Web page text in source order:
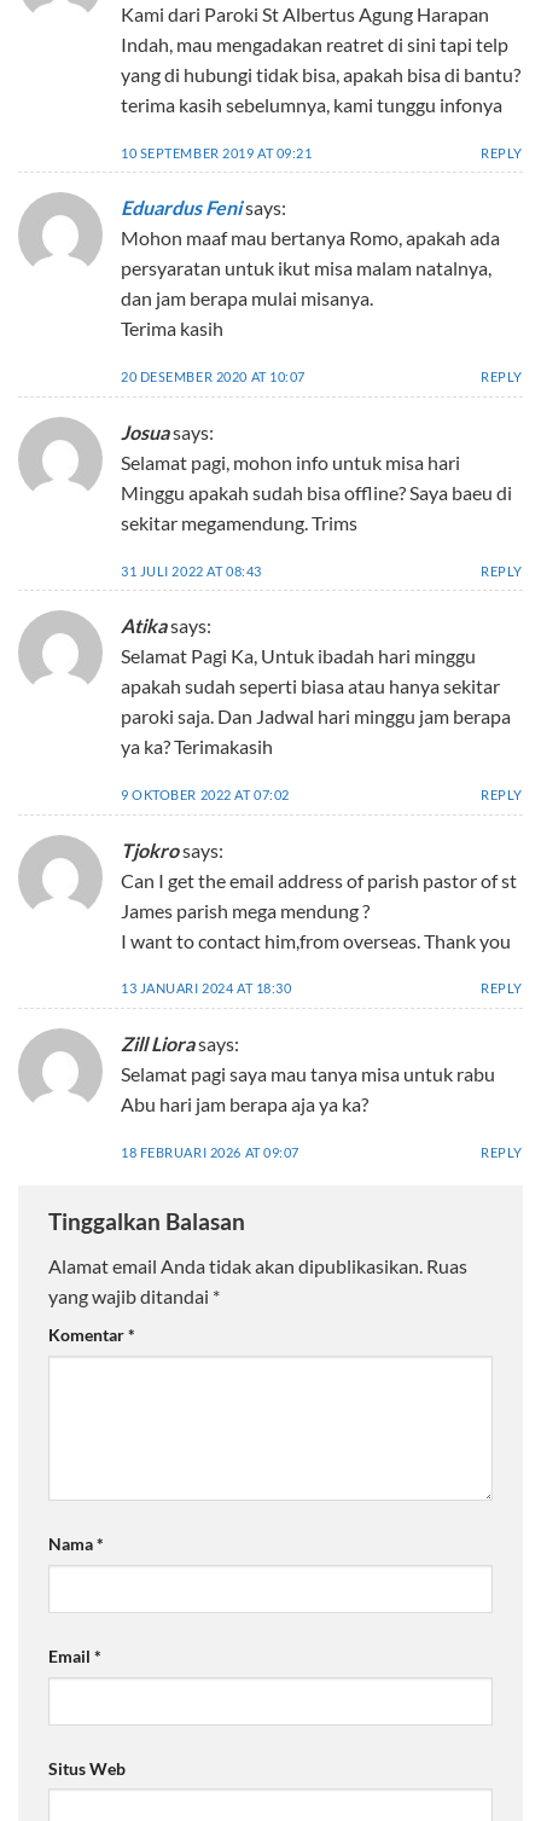
Kami dari Paroki St Albertus Agung Harapan
Indah, mau mengadakan reatret di sini tapi telp
yang di hubungi tidak bisa, apakah bisa di bantu?
terima kasih sebelumnya, kami tunggu infonya
10 SEPTEMBER 2019 AT 09:21 REPLY
Eduardus Fenisays:
Mohon maaf mau bertanya Romo, apakah ada
persyaratan untuk ikut misa malam natalnya,
dan jam berapa mulai misanya.
Terima kasih
20 DESEMBER 2020 AT 10:07 REPLY
Josuasays:
Selamat pagi, mohon info untuk misa hari
Minggu apakah sudah bisa offline? Saya baeu di
sekitar megamendung. Trims
31 JULI 2022 AT 08:43 REPLY
Atikasays:
Selamat Pagi Ka, Untuk ibadah hari minggu
apakah sudah seperti biasa atau hanya sekitar
paroki saja. Dan Jadwal hari minggu jam berapa
ya ka? Terimakasih
9 OKTOBER 2022 AT 07:02 REPLY
Tjokrosays:
Can I get the email address of parish pastor of st
James parish mega mendung ?
I want to contact him,from overseas. Thank you
13 JANUARI 2024 AT 18:30 REPLY
Zill Liorasays:
Selamat pagi saya mau tanya misa untuk rabu
Abu hari jam berapa aja ya ka?
18 FEBRUARI 2026 AT 09:07 REPLY
Tinggalkan Balasan
Alamat email Anda tidak akan dipublikasikan. Ruas
yang wajib ditandai *
Komentar*
Nama*
Email *
Situs Web